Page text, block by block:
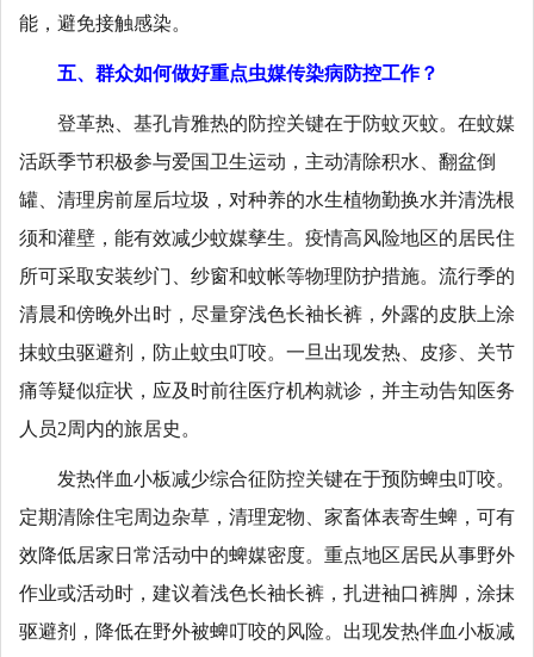
能，避免接触感染。
五、群众如何做好重点虫媒传染病防控工作？
登革热、基孔肯雅热的防控关键在于防蚊灭蚊。在蚊媒
活跃季节积极参与爱国卫生运动，主动清除积水、翻盆倒
罐、清理房前屋后垃圾，对种养的水生植物勤换水并清洗根
须和灌壁，能有效减少蚊媒孳生。疫情高风险地区的居民住
所可采取安装纱门、纱窗和蚊帐等物理防护措施。流行季的
清晨和傍晚外出时，尽量穿浅色长袖长裤，外露的皮肤上涂
抹蚊虫驱避剂，防止蚊虫叮咬。一旦出现发热、皮疹、关节
痛等疑似症状，应及时前往医疗机构就诊，并主动告知医务
人员2周内的旅居史。
发热伴血小板减少综合征防控关键在于预防蜱虫叮咬。
定期清除住宅周边杂草，清理宠物、家畜体表寄生蜱，可有
效降低居家日常活动中的蜱媒密度。重点地区居民从事野外
作业或活动时，建议着浅色长袖长裤，扎进袖口裤脚，涂抹
驱避剂，降低在野外被蜱叮咬的风险。出现发热伴血小板减